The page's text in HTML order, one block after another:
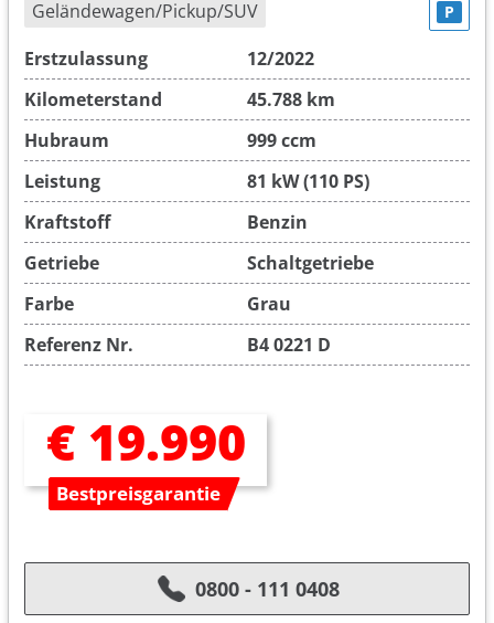
Geländewagen/Pickup/SUV P
Erstzulassung
12/2022
Kilometerstand
45.788 km
Hubraum
999 ccm
Leistung
81 kW (110 PS)
Kraftstoff
Benzin
Getriebe
Schaltgetriebe
Farbe
Grau
Referenz Nr.
B4 0221 D
€ 19.990
Bestpreisgarantie
0800 - 111 0408